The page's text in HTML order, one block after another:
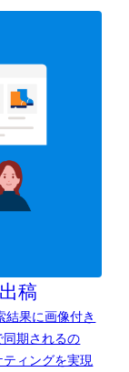
稿
結果に画像付き
期されるの
ィングを実現